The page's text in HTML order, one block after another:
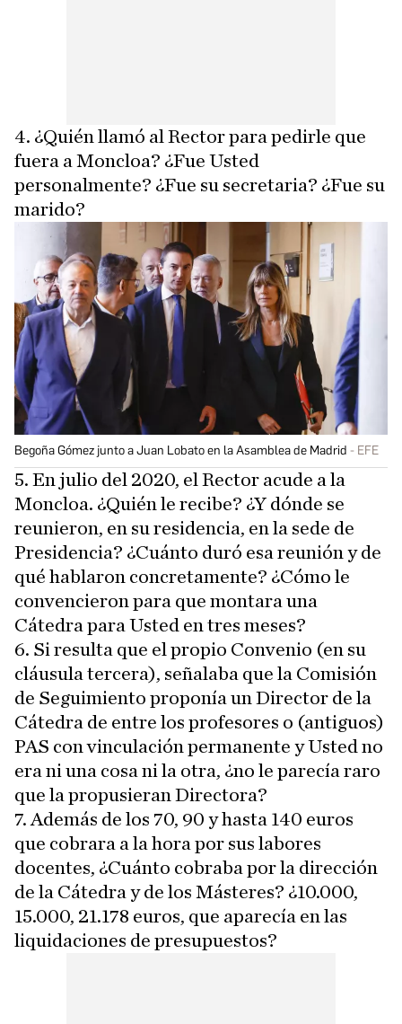
4. ¿Quién llamó al Rector para pedirle que
fuera a Moncloa? ¿Fue Usted
personalmente? ¿Fue su secretaria? ¿Fue su
marido?
Begoña Gómez junto a Juan Lobato en la Asamblea de Madrid EFE
5. En julio del 2020, el Rector acude a la
Moncloa. ¿Quién le recibe? ¿Y dónde se
reunieron, en su residencia, en la sede de
Presidencia? ¿Cuánto duró esa reunión y de
qué hablaron concretamente? ¿Cómo le
convencieron para que montara una
Cátedra para Usted en tres meses?
6. Si resulta que el propio Convenio (en su
cláusula tercera), señalaba que la Comisión
de Seguimiento proponía un Director de la
Cátedra de entre los profesores o (antiguos)
PAS con vinculación permanente y Usted no
era ni una cosa ni la otra, ¿no le parecía raro
que la propusieran Directora?
7. Además de los 70, 90 y hasta 140 euros
que cobrara a la hora por sus labores
docentes, ¿Cuánto cobraba por la dirección
de la Cátedra y de los Másteres? ¿10.000,
15.000, 21.178 euros, que aparecía en las
liquidaciones de presupuestos?